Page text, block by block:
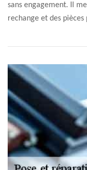
sans engagement. Il
rechange et des